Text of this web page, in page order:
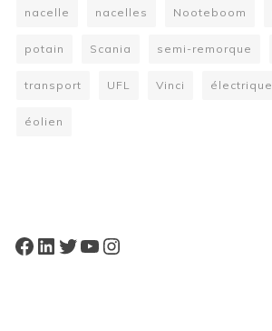
nacelle nacelles Nooteboom
potain Scania semi-remorque
transport UFL Vinci électrique
éolien
Facebook
LinkedIn
Twitter
YouTube
Instagram